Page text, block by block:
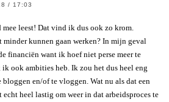
/ 17:03
leest! Dat vind ik dus ook zo krom.
minder kunnen gaan werken? In mijn geval
financiën want ik hoef niet perse meer te
ook ambities heb. Ik zou het dus heel eng
bloggen en/of te vloggen. Wat nu als dat een
heel lastig om weer in dat arbeidsproces te